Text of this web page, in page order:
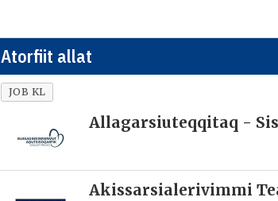
Atorfiit allat
JOB KL
Allagarsiuteqqitaq -
Akissarsialerivimmi